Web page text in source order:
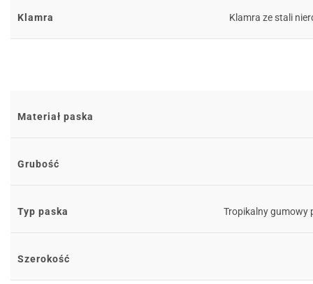
Klamra Klamra ze stali
Materiał paska
Grubość
Typ paska Tropikalny gumowy
Szerokość